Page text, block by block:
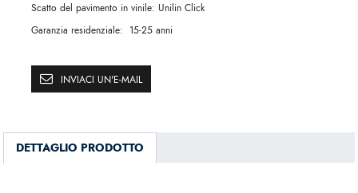
Scatto del pavimento in vinile: Unilin Click
Garanzia residenziale: 15-25 anni
INVIACI UN'E-MAIL
DETTAGLIO PRODOTTO